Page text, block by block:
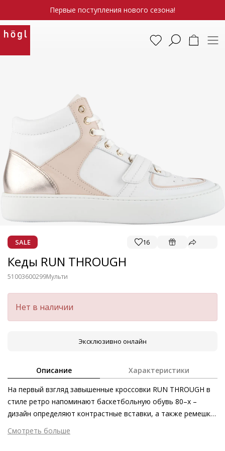
Первые поступления нового сезона!
SALE 16
Кеды RUN THROUGH
51003600299Мульти
Нет в наличии
Эксклюзивно онлайн
Описание Характеристики
На первый взгляд завышенные кроссовки RUN THROUGH в
стиле ретро напоминают баскетбольную обувь 80–х –
дизайн определяют контрастные вставки, а также ремешки
с крючками и петлями. Кроссовки, изготовленные этичными
методами на экологически безопасном производстве,
Смотреть больше